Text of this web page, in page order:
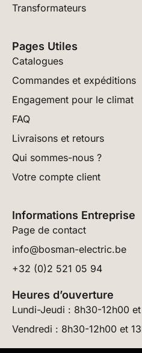
Transformateurs
Pages Utiles
Catalogues
Commandes et expéditions
Engagement pour le climat
FAQ
Livraisons et retours
Qui sommes-nous ?
Votre compte client
Informations Entreprise
Page de contact
info@bosman-electric.be
+32 (0)2 521 05 94
Heures d’ouverture
Lundi-Jeudi : 8h30-12h00
Vendredi : 8h30-12h00 et